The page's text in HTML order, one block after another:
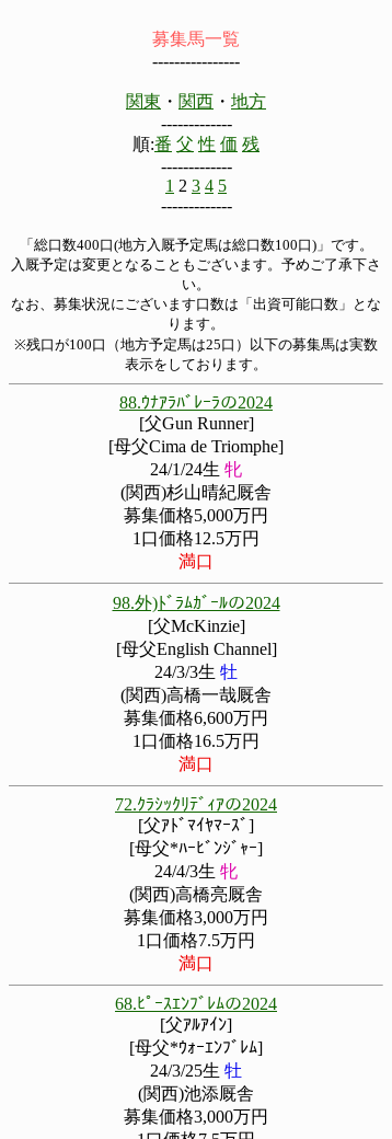
募集馬一覧
----------------
関東 ・ 関西 ・ 地方
-------------
順:番 父 性 価 残
-------------
1 2 3 4 5
-------------
「総口数400口(地方入厩予定馬は総口数100口)」です。
入厩予定は変更となることもございます。予めご了承下さ
い。
なお、募集状況にございます口数は「出資可能口数」とな
ります。
※残口が100口（地方予定馬は25口）以下の募集馬は実数
表示をしております。
88.ｳﾅｱﾗﾊﾞﾚｰﾗの2024
[父Gun Runner]
[母父Cima de Triomphe]
24/1/24生 牝
(関西)杉山晴紀厩舎
募集価格5,000万円
1口価格12.5万円
満口
98.外)ﾄﾞﾗﾑｶﾞｰﾙの2024
[父McKinzie]
[母父English Channel]
24/3/3生 牡
(関西)高橋一哉厩舎
募集価格6,600万円
1口価格16.5万円
満口
72.ｸﾗｼｯｸﾘﾃﾞｨｱの2024
[父ｱﾄﾞﾏｲﾔﾏｰｽﾞ]
[母父*ﾊｰﾋﾞﾝｼﾞｬｰ]
24/4/3生 牝
(関西)高橋亮厩舎
募集価格3,000万円
1口価格7.5万円
満口
68.ﾋﾟｰｽｴﾝﾌﾞﾚﾑの2024
[父ｱﾙｱｲﾝ]
[母父*ｳｫｰｴﾝﾌﾞﾚﾑ]
24/3/25生 牡
(関西)池添厩舎
募集価格3,000万円